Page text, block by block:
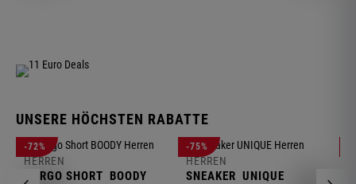
UNSERE HÖCHSTEN RABATTE
-72%
HERREN
CARGO SHORT BOODY
-75%
HERREN
SNEAKER UNIQUE